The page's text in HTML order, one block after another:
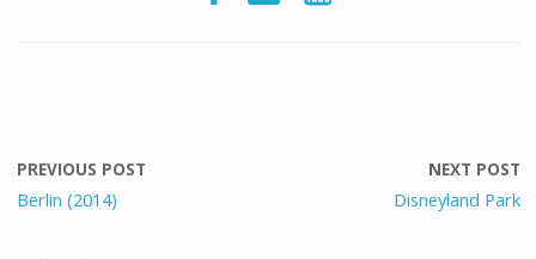
PREVIOUS POST
Berlin (2014)
NEXT POST
Disneyland Park